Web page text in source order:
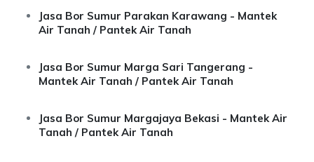
Jasa Bor Sumur Parakan Karawang - Mantek
Air Tanah / Pantek Air Tanah
Jasa Bor Sumur Marga Sari Tangerang -
Mantek Air Tanah / Pantek Air Tanah
Jasa Bor Sumur Margajaya Bekasi - Mantek Air
Tanah / Pantek Air Tanah